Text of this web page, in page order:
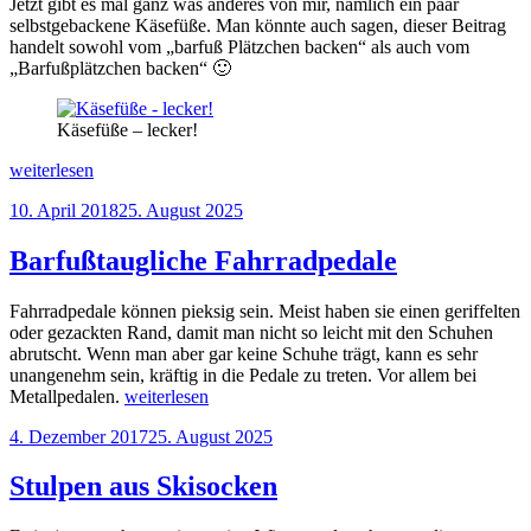
selbstgebackene Käsefüße. Man könnte auch sagen, dieser Beitrag
handelt sowohl vom „barfuß Plätzchen backen“ als auch vom
„Barfußplätzchen backen“ 🙂
Käsefüße – lecker!
„Käsefüße
lecker!“
weiterlesen
Veröffentlicht
10. April 201825. August 2025
Barfußtaugliche Fahrradpedale
Fahrradpedale können pieksig sein. Meist haben sie einen geriffelten
oder gezackten Rand, damit man nicht so leicht mit den Schuhen
abrutscht. Wenn man aber gar keine Schuhe trägt, kann es sehr
unangenehm sein, kräftig in die Pedale zu treten. Vor allem bei
Metallpedalen. „Barfußtaugliche
weiterlesen
Veröffentlicht
4. Dezember 201725. August 2025
Stulpen aus Skisocken